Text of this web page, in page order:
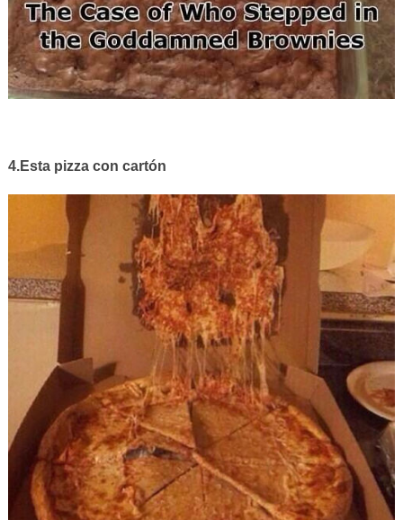
4.Esta pizza con cartón